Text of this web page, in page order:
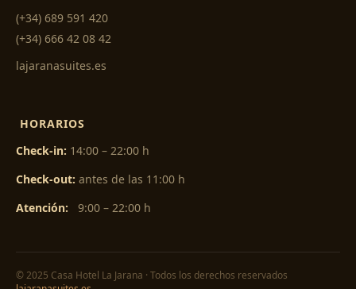
(+34) 689 591 420
(+34) 666 42 08 42
lajaranasuites.es
HORARIOS
Check-in: 14:00 – 22:00 h
Check-out: antes de las 11:00 h
Atención: 9:00 – 22:00 h
© 2025 Casa Hotel La Jarana · Todos los derechos reservados